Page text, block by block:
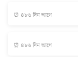
⏰ ৪৮৬ দিন আগে
⏰ ৪৮৬ দিন আগে